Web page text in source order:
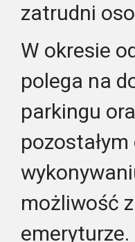
zatrudni
W okresie
polega na
parkingu
możliwość
emeryturze.